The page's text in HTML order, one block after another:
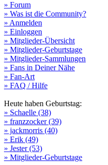
» Forum
» Was ist die Community?
» Anmelden
» Einloggen
» Mitglieder-Übersicht
» Mitglieder-Geburtstage
» Mitglieder-Sammlungen
» Fans in Deiner Nähe
» Fan-Art
» FAQ / Hilfe
Heute haben Geburtstag:
» Schaelle (38)
» franzzocker (39)
» jackmorris (40)
» Erik (49)
» Jester (53)
» Mitglieder-Geburtstage